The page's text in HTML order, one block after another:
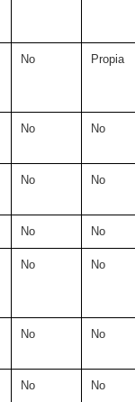
No Propia
No No
No No
No No
No No
No No
No No